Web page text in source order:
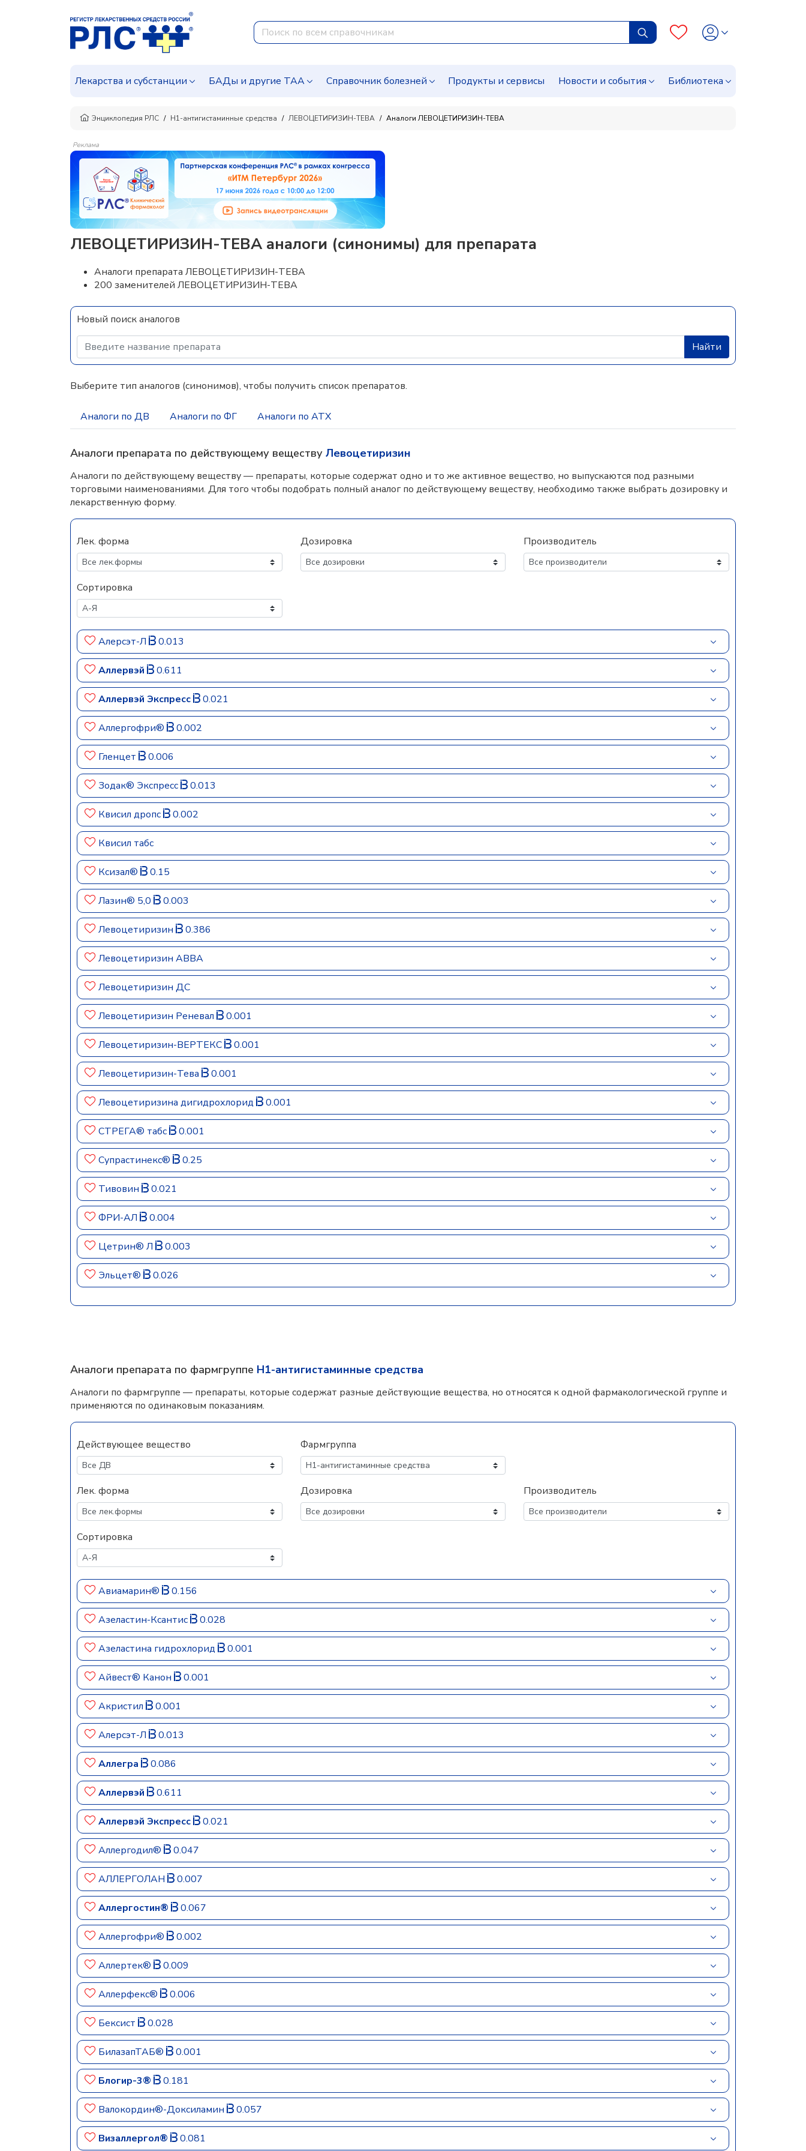
Лекарства и субстанции БАДы и другие ТАА Справочник болезней Продукты и сервисы Новости и события Библиотека
Энциклопедия РЛС H1-антигистаминные средства ЛЕВОЦЕТИРИЗИН-ТЕВА Аналоги ЛЕВОЦЕТИРИЗИН-ТЕВА
Реклама
ЛЕВОЦЕТИРИЗИН-ТЕВА аналоги (синонимы) для препарата
Аналоги препарата ЛЕВОЦЕТИРИЗИН-ТЕВА
200 заменителей ЛЕВОЦЕТИРИЗИН-ТЕВА
Новый поиск аналогов
Найти
Выберите тип аналогов (синонимов), чтобы получить список препаратов.
Аналоги по ДВ Аналоги по ФГ Аналоги по АТХ
Аналоги препарата по действующему веществу Левоцетиризин
Аналоги по действующему веществу — препараты, которые содержат одно и то же активное вещество, но выпускаются под разными
торговыми наименованиями. Для того чтобы подобрать полный аналог по действующему веществу, необходимо также выбрать дозировку и
лекарственную форму.
Лек. форма Дозировка Производитель
Сортировка
Алерсэт-Л 0.013
Аллервэй 0.611
Аллервэй Экспресс 0.021
Аллергофри® 0.002
Гленцет 0.006
Зодак® Экспресс 0.013
Квисил дропс 0.002
Квисил табс
Ксизал® 0.15
Лазин® 5,0 0.003
Левоцетиризин 0.386
Левоцетиризин АВВА
Левоцетиризин ДС
Левоцетиризин Реневал 0.001
Левоцетиризин-ВЕРТЕКС 0.001
Левоцетиризин-Тева 0.001
Левоцетиризина дигидрохлорид 0.001
СТРЕГА® табс 0.001
Супрастинекс® 0.25
Тивовин 0.021
ФРИ-АЛ 0.004
Цетрин® Л 0.003
Эльцет® 0.026
Аналоги препарата по фармгруппе H1-антигистаминные средства
Аналоги по фармгруппе — препараты, которые содержат разные действующие вещества, но относятся к одной фармакологической группе и
применяются по одинаковым показаниям.
Действующее вещество Фармгруппа
Лек. форма Дозировка Производитель
Сортировка
Авиамарин® 0.156
Азеластин-Ксантис 0.028
Азеластина гидрохлорид 0.001
Айвест® Канон 0.001
Акристил 0.001
Алерсэт-Л 0.013
Аллегра 0.086
Аллервэй 0.611
Аллервэй Экспресс 0.021
Аллергодил® 0.047
АЛЛЕРГОЛАН 0.007
Аллергостин® 0.067
Аллергофри® 0.002
Аллертек® 0.009
Аллерфекс® 0.006
Бексист 0.028
БилазапТАБ® 0.001
Блогир-3® 0.181
Валокордин®-Доксиламин 0.057
Визаллергол® 0.081